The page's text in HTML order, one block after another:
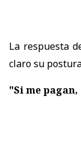
La respuesta
claro su
"Si me